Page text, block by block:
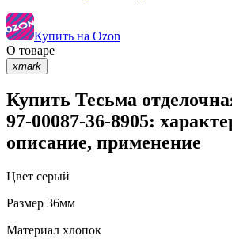
Купить на Ozon
О товаре
xmark
Купить Тесьма
97-00087-36-8905:
описание, применение
Цвет серый
Размер 36мм
Материал хлопок